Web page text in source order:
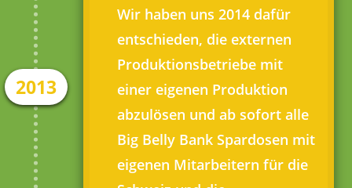
Wir haben uns 2014 dafür
entschieden, die externen
Produktionsbetriebe mit
einer eigenen Produktion
abzulösen und ab sofort alle
Big Belly Bank Spardosen mit
eigenen Mitarbeitern für die
2013